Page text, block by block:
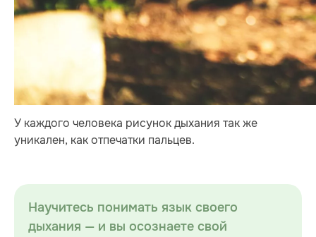
У каждого человека рисунок дыхания так же
уникален, как отпечатки пальцев.
Научитесь понимать язык своего
дыхания — и вы осознаете свой